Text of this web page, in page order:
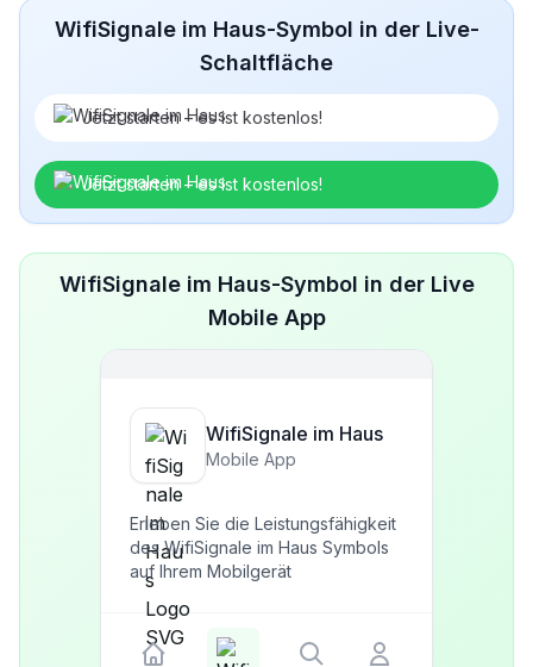
WifiSignale im Haus-Symbol in der Live-
Schaltfläche
Jetzt starten – es ist kostenlos!
Jetzt starten – es ist kostenlos!
WifiSignale im Haus-Symbol in der Live
Mobile App
WifiSignale im Haus
Mobile App
Erleben Sie die Leistungsfähigkeit
des WifiSignale im Haus Symbols
auf Ihrem Mobilgerät